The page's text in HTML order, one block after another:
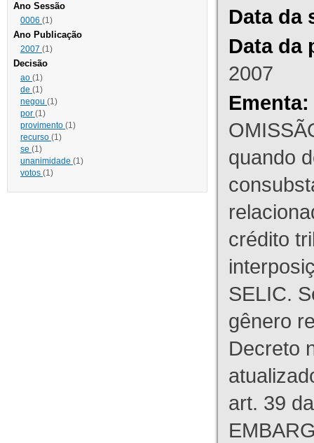
Ano Sessão
0006 (1)
Ano Publicação
2007 (1)
Decisão
ao (1)
de (1)
negou (1)
por (1)
provimento (1)
recurso (1)
se (1)
unanimidade (1)
votos (1)
Data da
Data da
2007
Ementa:
quando
crédito
SELIC.
gênero
Decreto
art. 39